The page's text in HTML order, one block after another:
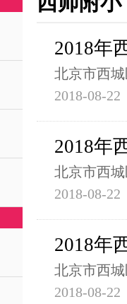
2018年
北京市西
2018-08-22
2018年
北京市西
2018-08-22
2018年
北京市西
2018-08-22